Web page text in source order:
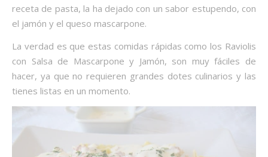
receta de pasta, la ha dejado con un sabor estupendo, con
el jamón y el queso mascarpone.
La verdad es que estas comidas rápidas como los Raviolis
con Salsa de Mascarpone y Jamón, son muy fáciles de
hacer, ya que no requieren grandes dotes culinarios y las
tienes listas en un momento.